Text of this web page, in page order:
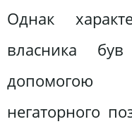
Однак
власника
допомогою
негаторного